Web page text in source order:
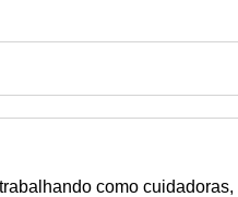
como